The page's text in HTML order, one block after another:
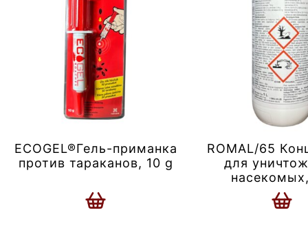
ECOGEL®Гель-приманка
против тараканов, 10 g
ROMAL/65
для